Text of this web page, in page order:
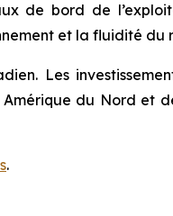
de bord de
et la fluidité du
Les
du Nord et
.